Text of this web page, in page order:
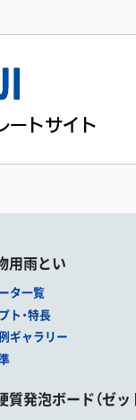
用雨とい
タ一覧
ト・特長
ギャラリー
質発泡ボード（ゼッ